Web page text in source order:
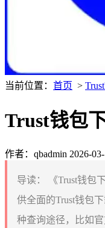
当前位置： 首页 >
Trust钱包
作者：qbadmin 2026-
导读：
《Trust钱包
供全面的Trust钱包
种查询途径，比如